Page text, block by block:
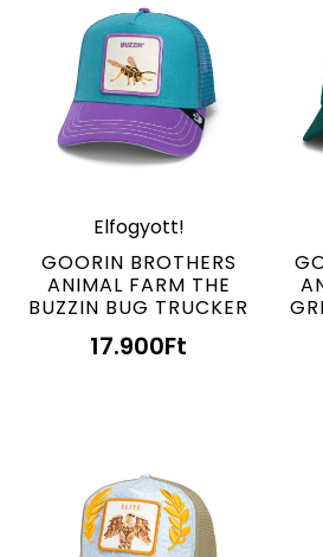
Elfogyott!
GOORIN BROTHERS
ANIMAL FARM THE
BUZZIN BUG TRUCKER
17.900Ft